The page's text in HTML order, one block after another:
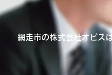
網走市の株式会社オピス